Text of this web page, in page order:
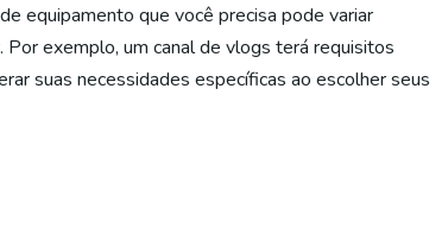
equipamento que você precisa pode variar
exemplo, um canal de vlogs terá requisitos
suas necessidades específicas ao escolher seus